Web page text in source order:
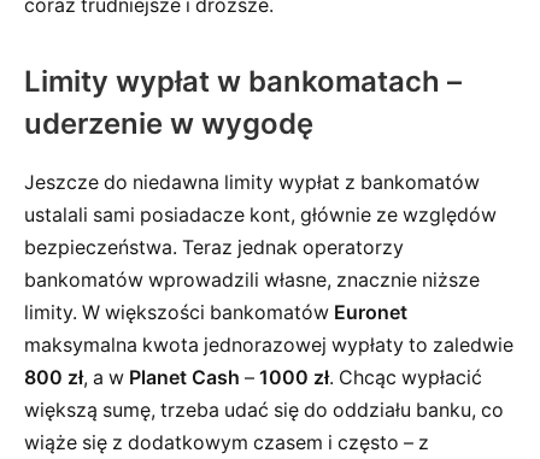
coraz trudniejsze i droższe.
Limity wypłat w bankomatach –
uderzenie w wygodę
Jeszcze do niedawna limity wypłat z bankomatów
ustalali sami posiadacze kont, głównie ze względów
bezpieczeństwa. Teraz jednak operatorzy
bankomatów wprowadzili własne, znacznie niższe
limity. W większości bankomatów Euronet
maksymalna kwota jednorazowej wypłaty to zaledwie
800 zł, a w Planet Cash – 1000 zł. Chcąc wypłacić
większą sumę, trzeba udać się do oddziału banku, co
wiąże się z dodatkowym czasem i często – z